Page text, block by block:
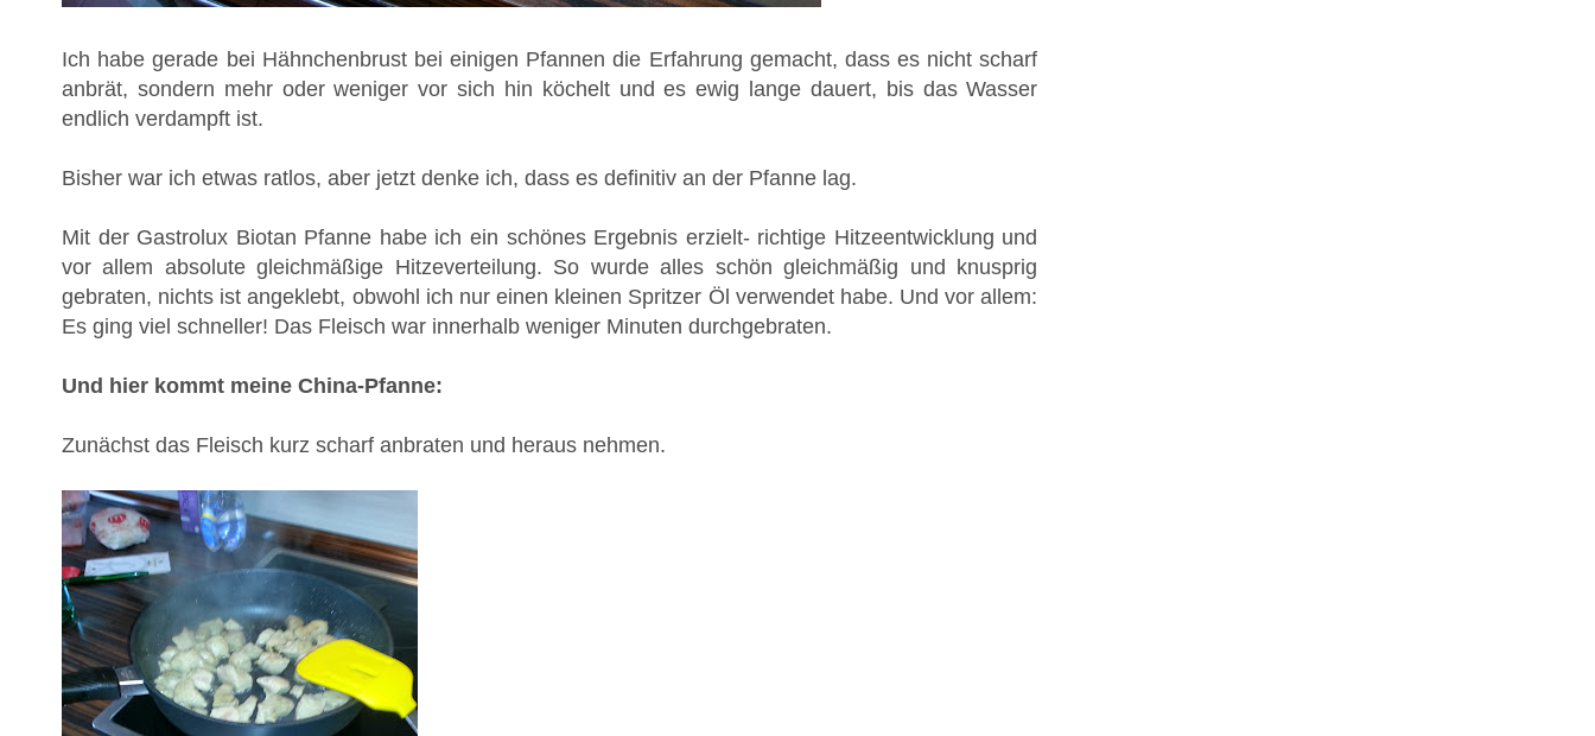
Ich habe gerade bei Hähnchenbrust bei einigen Pfannen die Erfahrung gemacht, dass es nicht scharf
anbrät, sondern mehr oder weniger vor sich hin köchelt und es ewig lange dauert, bis das Wasser
endlich verdampft ist.
Bisher war ich etwas ratlos, aber jetzt denke ich, dass es definitiv an der Pfanne lag.
Mit der Gastrolux Biotan Pfanne habe ich ein schönes Ergebnis erzielt- richtige Hitzeentwicklung und
vor allem absolute gleichmäßige Hitzeverteilung. So wurde alles schön gleichmäßig und knusprig
gebraten, nichts ist angeklebt, obwohl ich nur einen kleinen Spritzer Öl verwendet habe. Und vor allem:
Es ging viel schneller! Das Fleisch war innerhalb weniger Minuten durchgebraten.
Und hier kommt meine China-Pfanne:
Zunächst das Fleisch kurz scharf anbraten und heraus nehmen.